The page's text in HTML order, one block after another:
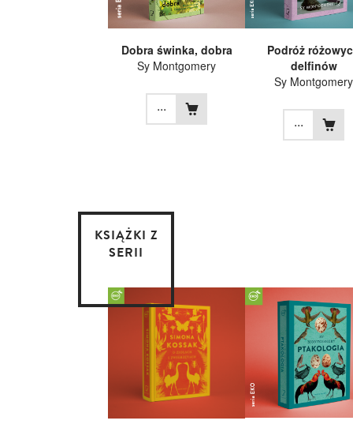
Dobra świnka, dobra
Sy Montgomery
...
Podróż
delfinów
Sy Montgomery
...
KSIĄŻKI Z
SERII